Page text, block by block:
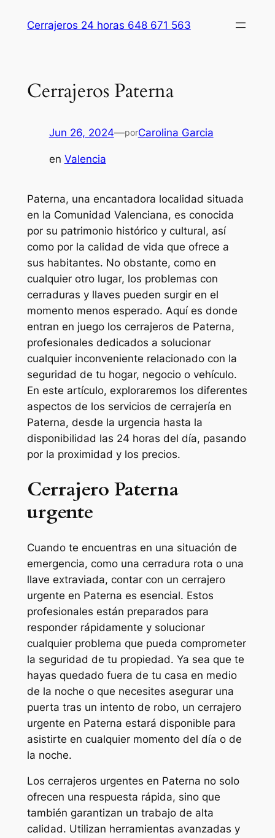
Cerrajeros 24 horas 648 671 563
Cerrajeros Paterna
Jun 26, 2024—porCarolina Garcia
en Valencia
Paterna, una encantadora localidad situada
en la Comunidad Valenciana, es conocida
por su patrimonio histórico y cultural, así
como por la calidad de vida que ofrece a
sus habitantes. No obstante, como en
cualquier otro lugar, los problemas con
cerraduras y llaves pueden surgir en el
momento menos esperado. Aquí es donde
entran en juego los cerrajeros de Paterna,
profesionales dedicados a solucionar
cualquier inconveniente relacionado con la
seguridad de tu hogar, negocio o vehículo.
En este artículo, exploraremos los diferentes
aspectos de los servicios de cerrajería en
Paterna, desde la urgencia hasta la
disponibilidad las 24 horas del día, pasando
por la proximidad y los precios.
Cerrajero Paterna
urgente
Cuando te encuentras en una situación de
emergencia, como una cerradura rota o una
llave extraviada, contar con un cerrajero
urgente en Paterna es esencial. Estos
profesionales están preparados para
responder rápidamente y solucionar
cualquier problema que pueda comprometer
la seguridad de tu propiedad. Ya sea que te
hayas quedado fuera de tu casa en medio
de la noche o que necesites asegurar una
puerta tras un intento de robo, un cerrajero
urgente en Paterna estará disponible para
asistirte en cualquier momento del día o de
la noche.
Los cerrajeros urgentes en Paterna no solo
ofrecen una respuesta rápida, sino que
también garantizan un trabajo de alta
calidad. Utilizan herramientas avanzadas y